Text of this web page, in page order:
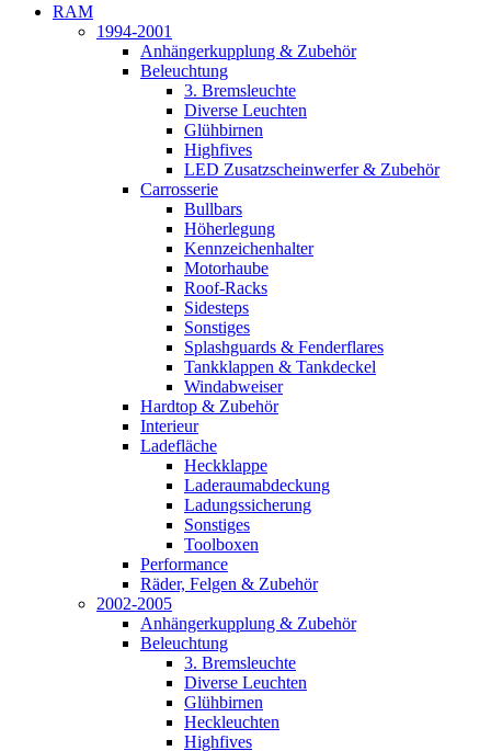
RAM
1994-2001
Anhängerkupplung & Zubehör
Beleuchtung
3. Bremsleuchte
Diverse Leuchten
Glühbirnen
Highfives
LED Zusatzscheinwerfer & Zubehör
Carrosserie
Bullbars
Höherlegung
Kennzeichenhalter
Motorhaube
Roof-Racks
Sidesteps
Sonstiges
Splashguards & Fenderflares
Tankklappen & Tankdeckel
Windabweiser
Hardtop & Zubehör
Interieur
Ladefläche
Heckklappe
Laderaumabdeckung
Ladungssicherung
Sonstiges
Toolboxen
Performance
Räder, Felgen & Zubehör
2002-2005
Anhängerkupplung & Zubehör
Beleuchtung
3. Bremsleuchte
Diverse Leuchten
Glühbirnen
Heckleuchten
Highfives